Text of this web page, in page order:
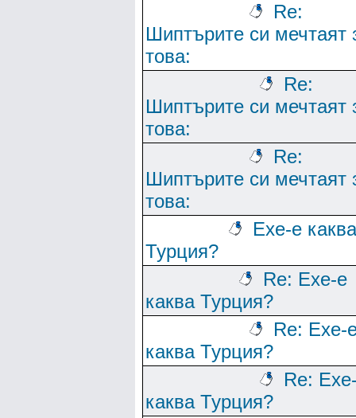
Re:
Шиптърите си мечтаят
това:
Re:
Шиптърите си мечтаят
това:
Re:
Шиптърите си мечтаят
това:
Ехе-е каква
Турция?
Re: Ехе-е
каква Турция?
Re: Ехе-
каква Турция?
Re:
каква Турция?